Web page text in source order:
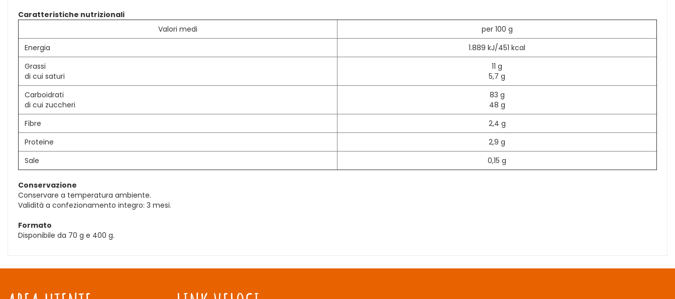
Caratteristiche nutrizionali
Valori medi
per 100 g
Energia
1.889 kJ/451 kcal
Grassi
di cui saturi
11 g
5,7 g
Carboidrati
di cui zuccheri
83 g
48 g
Fibre
2,4 g
Proteine
2,9 g
Sale
0,15 g
Conservazione
Conservare a temperatura ambiente.
Validità a confezionamento integro: 3 mesi.
Formato
Disponibile da 70 g e 400 g.